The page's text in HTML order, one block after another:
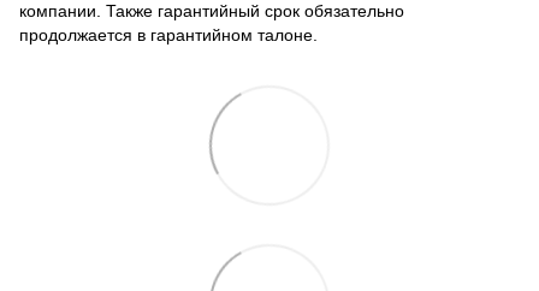
компании. Также гарантийный срок обязательно
продолжается в гарантийном талоне.